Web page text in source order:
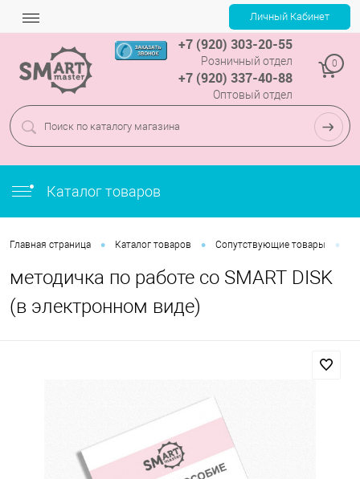
+7 (920) 303-20-55
Розничный отдел
+7 (920) 337-40-88
Оптовый отдел
0
Каталог товаров
Главная страница • Каталог товаров • Сопутствующие товары •
методичка по работе со SMART DISK
(в электронном виде)